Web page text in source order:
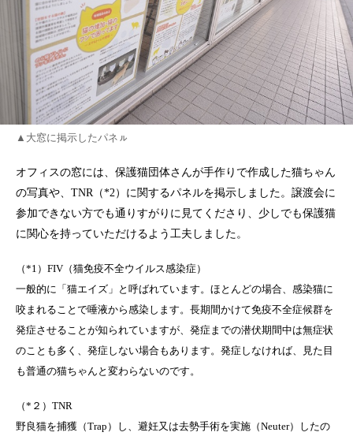
▲大窓に掲示したパネㇽ
オフィスの窓には、保護猫団体さんが手作りで作成した猫ちゃん
の写真や、TNR（*2）に関するパネルを掲示しました。譲渡会に
参加できない方でも通りすがりに見てくださり、少しでも保護猫
に関心を持っていただけるよう工夫しました。
（*1）FIV（猫免疫不全ウイルス感染症）
一般的に「猫エイズ」と呼ばれています。ほとんどの場合、感染猫に
咬まれることで唾液から感染します。長期間かけて免疫不全症候群を
発症させることが知られていますが、発症までの潜伏期間中は無症状
のことも多く、発症しない場合もあります。発症しなければ、見た目
も普通の猫ちゃんと変わらないのです。
（*２）TNR
野良猫を捕獲（Trap）し、避妊又は去勢手術を実施（Neuter）したの